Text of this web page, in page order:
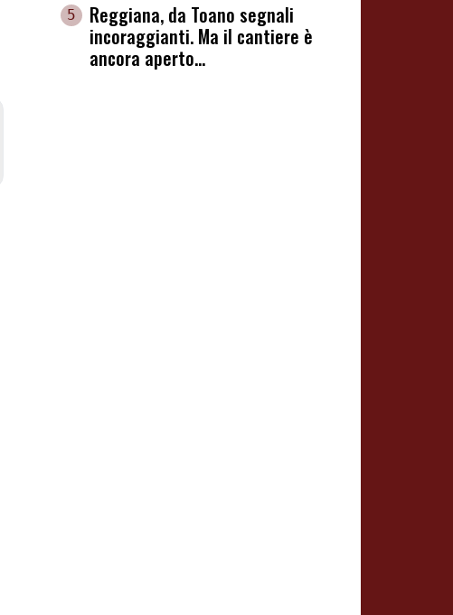
5
Reggiana, da Toano segnali
incoraggianti. Ma il cantiere è
ancora aperto...